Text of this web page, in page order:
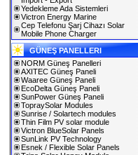
Yedekleme Ada Sistemleri
Victron Energy Marine
Cep Telefonu Şarj Cihazı Solar
Mobile Phone Charger
GÜNEŞ PANELLERI
NORM Güneş Panelleri
AXITEC Güneş Paneli
Waaree Güneş Paneli
EcoDelta Güneş Paneli
SunPower Güneş Paneli
TopraySolar Modules
Sunrise / Solartech modules
Thin Film PV solar module
Victron BlueSolar Panels
SunLink PV Technology
Esnek / Flexible Solar Panels